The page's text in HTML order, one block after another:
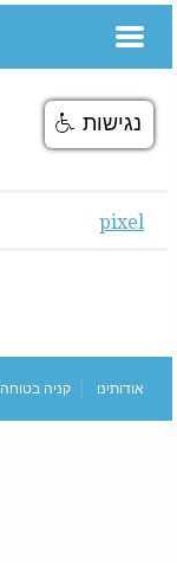
pixel
קניה בטוחה אודותינו
נגישות